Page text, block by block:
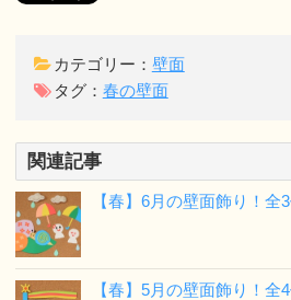
カテゴリー： 壁面
タグ： 春の壁面
関連記事
【春】6月の壁面飾り！全
【春】5月の壁面飾り！全